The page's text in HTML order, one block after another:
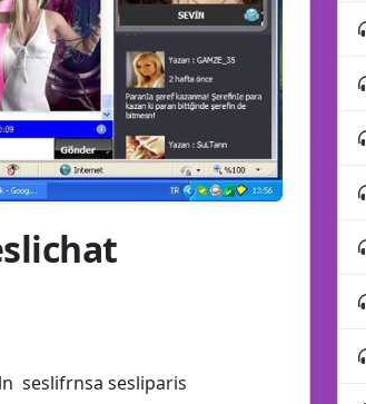
seslifrnsa sesliparis